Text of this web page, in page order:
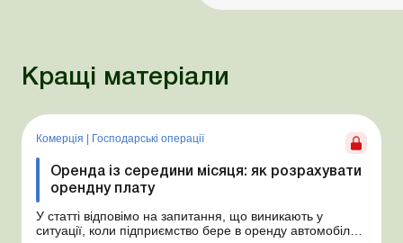
Кращі матеріали
Комерція Господарські операції
Оренда із середини місяця: як розрахувати
орендну плату
У статті відповімо на запитання, що виникають у
ситуації, коли підприємство бере в оренду автомобіль у